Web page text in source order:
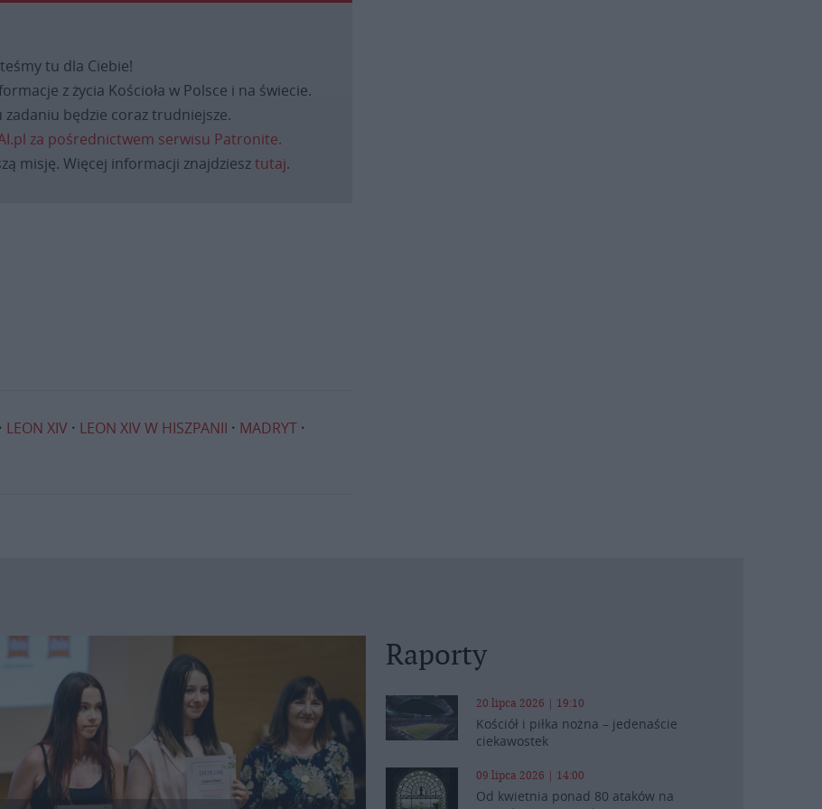
tu dla Ciebie!
z życia Kościoła w Polsce i na świecie.
będzie coraz trudniejsze.
za pośrednictwem serwisu Patronite.
misję. Więcej informacji znajdziesztutaj.
LEON XIV LEON XIV W HISZPANII
MADRYT
Raporty
20 lipca 2026 | 19:10
Kościół i piłka nożna – jedenaście
ciekawostek
09 lipca 2026 | 14:00
Od kwietnia ponad 80 ataków na